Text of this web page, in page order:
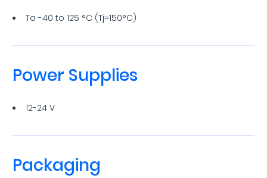
Ta -40 to 125 °C (Tj=150°C)
Power Supplies
12-24 V
Packaging